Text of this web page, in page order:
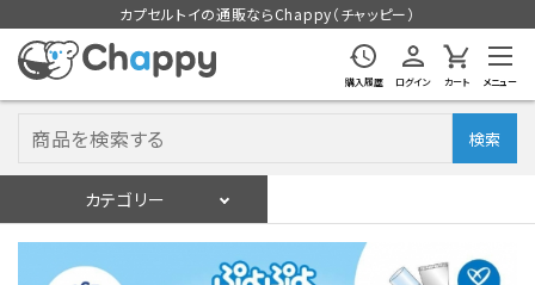
カプセルトイの通販ならChappy（チャッピー）
購入履歴 ログイン カート メニュー
検索
カテゴリー
会員登録